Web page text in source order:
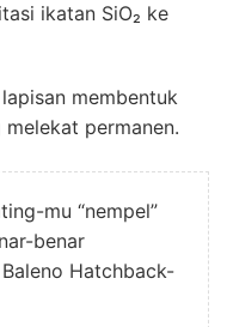
ikatan SiO₂ ke
membentuk
permanen.
mu “nempel”
benar
Hatchback-